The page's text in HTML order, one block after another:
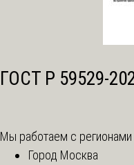
ГОСТ Р 59529-
Мы работаем с регионами
Город Москва